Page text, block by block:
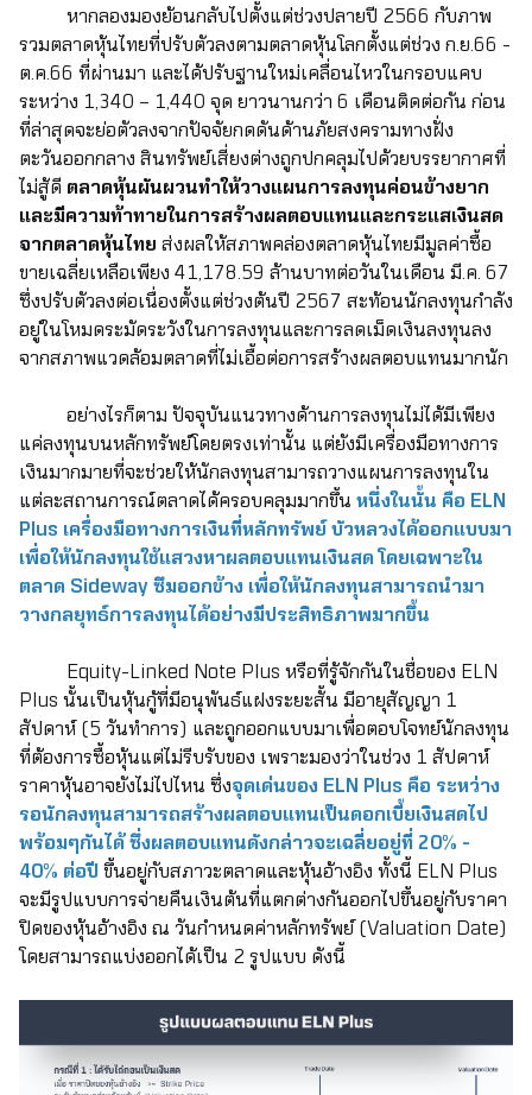
หากลองมองย้อนกลับไปตั้งแต่ช่วงปลายปี 2566 กับภาพ
รวมตลาดหุ้นไทยที่ปรับตัวลงตามตลาดหุ้นโลกตั้งแต่ช่วง ก.ย.66 -
ต.ค.66 ที่ผ่านมา และได้ปรับฐานใหม่เคลื่อนไหวในกรอบแคบ
ระหว่าง 1,340 – 1,440 จุด ยาวนานกว่า 6 เดือนติดต่อกัน ก่อน
ที่ล่าสุดจะย่อตัวลงจากปัจจัยกดดันด้านภัยสงครามทางฝั่ง
ตะวันออกกลาง สินทรัพย์เสี่ยงต่างถูกปกคลุมไปด้วยบรรยากาศที่
ไม่สู้ดี ตลาดหุ้นผันผวนทำให้วางแผนการลงทุนค่อนข้างยาก
และมีความท้าทายในการสร้างผลตอบแทนและกระแสเงินสด
จากตลาดหุ้นไทยส่งผลให้สภาพคล่องตลาดหุ้นไทยมีมูลค่าซื้อ
ขายเฉลี่ยเหลือเพียง 41,178.59 ล้านบาทต่อวันในเดือน มี.ค. 67
ซึ่งปรับตัวลงต่อเนื่องตั้งแต่ช่วงต้นปี 2567 สะท้อนนักลงทุนกำลัง
อยู่ในโหมดระมัดระวังในการลงทุนและการลดเม็ดเงินลงทุนลง
จากสภาพแวดล้อมตลาดที่ไม่เอื้อต่อการสร้างผลตอบแทนมากนัก
อย่างไรก็ตาม ปัจจุบันแนวทางด้านการลงทุนไม่ได้มีเพียง
แค่ลงทุนบนหลักทรัพย์โดยตรงเท่านั้น แต่ยังมีเครื่องมือทางการ
เงินมากมายที่จะช่วยให้นักลงทุนสามารถวางแผนการลงทุนใน
แต่ละสถานการณ์ตลาดได้ครอบคลุมมากขึ้นหนึ่งในนั้น คือ ELN
Plus เครื่องมือทางการเงินที่หลักทรัพย์ บัวหลวงได้ออกแบบมา
เพื่อให้นักลงทุนใช้แสวงหาผลตอบแทนเงินสด โดยเฉพาะใน
ตลาด Sideway ซึมออกข้าง เพื่อให้นักลงทุนสามารถนำมา
วางกลยุทธ์การลงทุนได้อย่างมีประสิทธิภาพมากขึ้น
Equity-Linked Note Plus หรือที่รู้จักกันในชื่อของ ELN
Plus นั้นเป็นหุ้นกู้ที่มีอนุพันธ์แฝงระยะสั้น มีอายุสัญญา 1
สัปดาห์ (5 วันทำการ) และถูกออกแบบมาเพื่อตอบโจทย์นักลงทุน
ที่ต้องการซื้อหุ้นแต่ไม่รีบรับของ เพราะมองว่าในช่วง 1 สัปดาห์
ราคาหุ้นอาจยังไม่ไปไหน ซึ่งจุดเด่นของ ELN Plus คือ ระหว่าง
รอนักลงทุนสามารถสร้างผลตอบแทนเป็นดอกเบี้ยเงินสดไป
พร้อมๆกันได้ ซึ่งผลตอบแทนดังกล่าวจะเฉลี่ยอยู่ที่ 20% -
40% ต่อปีขึ้นอยู่กับสภาวะตลาดและหุ้นอ้างอิง ทั้งนี้ ELN Plus
จะมีรูปแบบการจ่ายคืนเงินต้นที่แตกต่างกันออกไปขึ้นอยู่กับราคา
ปิดของหุ้นอ้างอิง ณ วันกำหนดค่าหลักทรัพย์ (Valuation Date)
โดยสามารถแบ่งออกได้เป็น 2 รูปแบบ ดังนี้